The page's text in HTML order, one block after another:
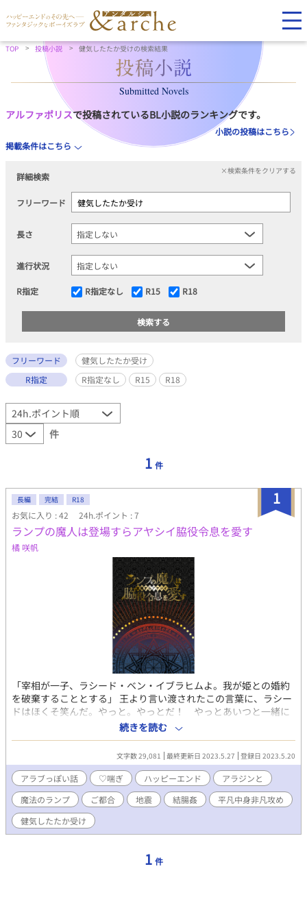
TOP 投稿小説 健気したたか受けの検索結果
Submitted Novels
アルファポリスで投稿されているBL小説のランキングです。
小説の投稿はこちら
掲載条件はこちら
詳細検索
×検索条件をクリアする
フリーワード
長さ
進行状況
R指定 R指定なし R15 R18
フリーワード
健気したたか受け
R指定
R指定なし R15 R18
件
1 件
1
長編 完結 R18
お気に入り : 42 24h.ポイント : 7
ランプの魔人は登場すらアヤシイ脇役令息を愛す
橘 咲帆
「宰相が一子、ラシード・ベン・イブラヒムよ。我が姫との婚約
を破棄することとする」 王より言い渡されたこの言葉に、ラシー
ドはほくそ笑んだ。やっと。やっとだ！ やっとあいつと一緒に
なれる！ ラシードが愛しい恋人を胸に抱くまでには幾つものハ
ードルがあったのだ──。このお話の主人公はそれほどひどい目
にはあいませんが、本来の物語の主人公、アラジンは割とひどい
目にあいます（性的に）。「アラジンと魔法のランプ」の世界。
宰相の息子×魔人のお話です。 〇てんつぶさん主宰の物語の脇役
アンソロジー「お伽噺の裏側で」に寄稿した作品です。 〇R18回
には※をつけます。 〇ムーンライトノベルズ様にも掲載しており
ます
続きを読む
文字数 29,081 最終更新日 2023.5.27 登録日 2023.5.20
アラブっぽい話 ♡喘ぎ ハッピーエンド
アラジンと
魔法のランプ
ご都合 地震 結腸姦
平凡中身非凡攻め
健気したたか受け
1 件